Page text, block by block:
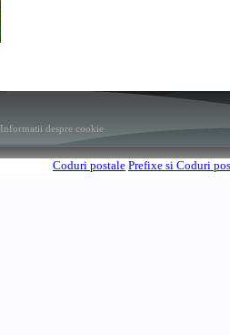
Informatii despre cookie
Coduri postale Prefixe si Coduri